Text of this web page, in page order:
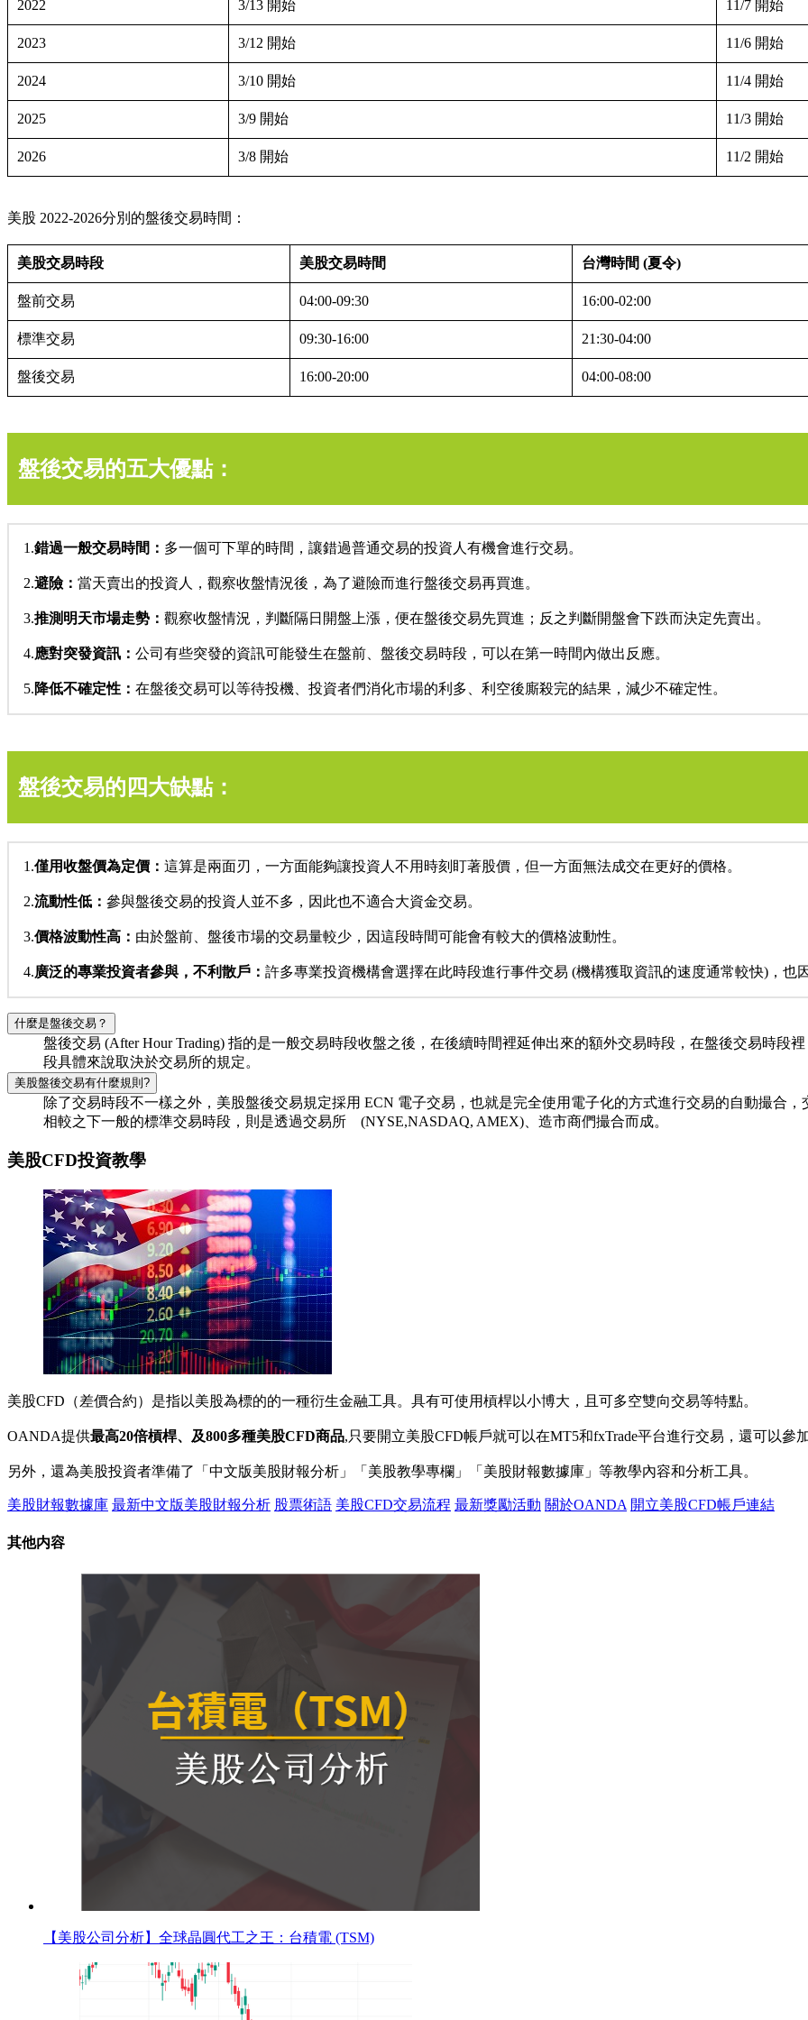
2022 3/13 開始 11/7 開始
2023 3/12 開始 11/6 開始
2024 3/10 開始 11/4 開始
2025 3/9 開始 11/3 開始
2026 3/8 開始 11/2 開始
美股 2022-2026分別的盤後交易時間：
美股交易時段 美股交易時間 台灣時間 (夏令)
盤前交易 04:00-09:30 16:00-02:00
標準交易 09:30-16:00 21:30-04:00
盤後交易 16:00-20:00 04:00-08:00
盤後交易的五大優點：
1.錯過一般交易時間： 多一個可下單的時間，讓錯過普通交易的投資人有機會進行交易。
2.避險： 當天賣出的投資人，觀察收盤情況後，為了避險而進行盤後交易再買進。
3.推測明天市場走勢： 觀察收盤情況，判斷隔日開盤上漲，便在盤後交易先買進；反之判斷開盤會下跌而決定先賣出。
4.應對突發資訊： 公司有些突發的資訊可能發生在盤前、盤後交易時段，可以在第一時間內做出反應。
5.降低不確定性： 在盤後交易可以等待投機、投資者們消化市場的利多、利空後廝殺完的結果，減少不確定性。
盤後交易的四大缺點：
1.僅用收盤價為定價： 這算是兩面刃，一方面能夠讓投資人不用時刻盯著股價，但一方面無法成交在更好的價格。
2.流動性低： 參與盤後交易的投資人並不多，因此也不適合大資金交易。
3.價格波動性高： 由於盤前、盤後市場的交易量較少，因這段時間可能會有較大的價格波動性。
4.廣泛的專業投資者參與，不利散戶： 許多專業投資機構會選擇在此時段進行事件交易 (機構獲取資訊的速度通常較快)，也
什麼是盤後交易？
盤後交易 (After Hour Trading) 指的是一般交易時段收盤之後，在後續時間裡延伸出來的額外交易時段，在盤後交易時段
段具體來說取決於交易所的規定。
美股盤後交易有什麼規則?
除了交易時段不一樣之外，美股盤後交易規定採用 ECN 電子交易，也就是完全使用電子化的方式進行交易的自動撮合
相較之下一般的標準交易時段，則是透過交易所 (NYSE,NASDAQ, AMEX)、造市商們撮合而成。
美股CFD投資教學
美股CFD（差價合約）是指以美股為標的的一種衍生金融工具。具有可使用槓桿以小博大，且可多空雙向交易等特點。
OANDA提供最高20倍槓桿、及800多種美股CFD商品,只要開立美股CFD帳戶就可以在MT5和fxTrade平台進行交易，還可以參
另外，還為美股投資者準備了「中文版美股財報分析」「美股教學專欄」「美股財報數據庫」等教學內容和分析工具。
美股財報數據庫 最新中文版美股財報分析 股票術語 美股CFD交易流程 最新獎勵活動 關於OANDA 開立美股CFD帳戶連結
其他内容
【美股公司分析】全球晶圓代工之王：台積電 (TSM)